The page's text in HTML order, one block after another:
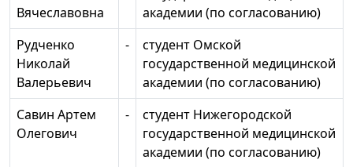
Вячеславовна
академии (по согласованию)
Рудченко
Николай
Валерьевич
-
студент Омской
государственной медицинской
академии (по согласованию)
Савин Артем
Олегович
-
студент Нижегородской
государственной медицинской
академии (по согласованию)